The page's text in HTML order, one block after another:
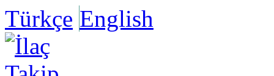
Türkçe English